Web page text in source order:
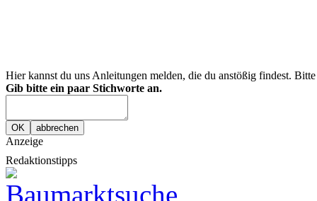
Hier kannst du uns Anleitungen melden, die du anstößig findest.
Gib bitte ein paar Stichworte an.
Anzeige
Redaktionstipps